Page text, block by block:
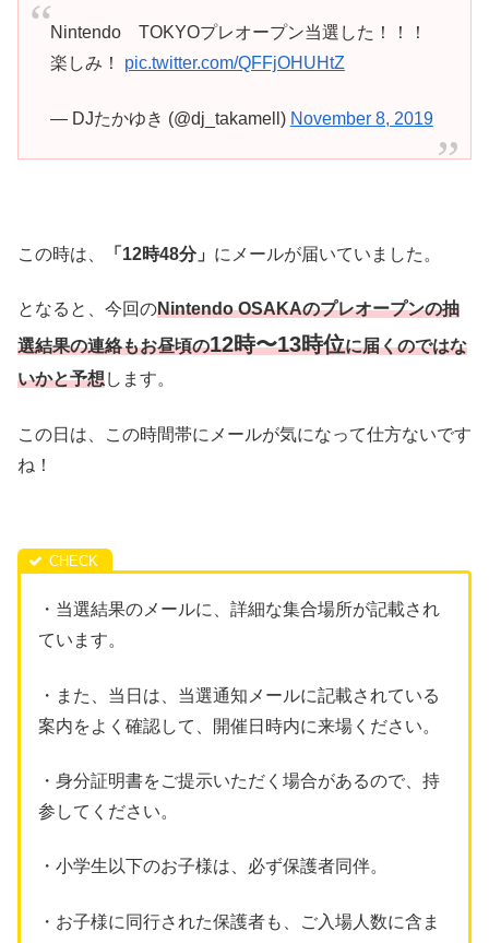
Nintendo TOKYOプレオープン当選した！！！
楽しみ！ pic.twitter.com/QFFjOHUHtZ
— DJたかゆき (@dj_takamell) November 8, 2019
この時は、 「12時48分」 にメールが届いていました。
となると、今回のNintendo OSAKAのプレオープンの抽
選結果の連絡もお昼頃の12時〜13時位に届くのではな
いかと予想します。
この日は、この時間帯にメールが気になって仕方ないです
ね！
・当選結果のメールに、詳細な集合場所が記載され
ています。
・また、当日は、当選通知メールに記載されている
案内をよく確認して、開催日時内に来場ください。
・身分証明書をご提示いただく場合があるので、持
参してください。
・小学生以下のお子様は、必ず保護者同伴。
・お子様に同行された保護者も、ご入場人数に含ま